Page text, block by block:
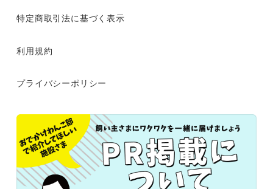
特定商取引法に基づく表示
利用規約
プライバシーポリシー